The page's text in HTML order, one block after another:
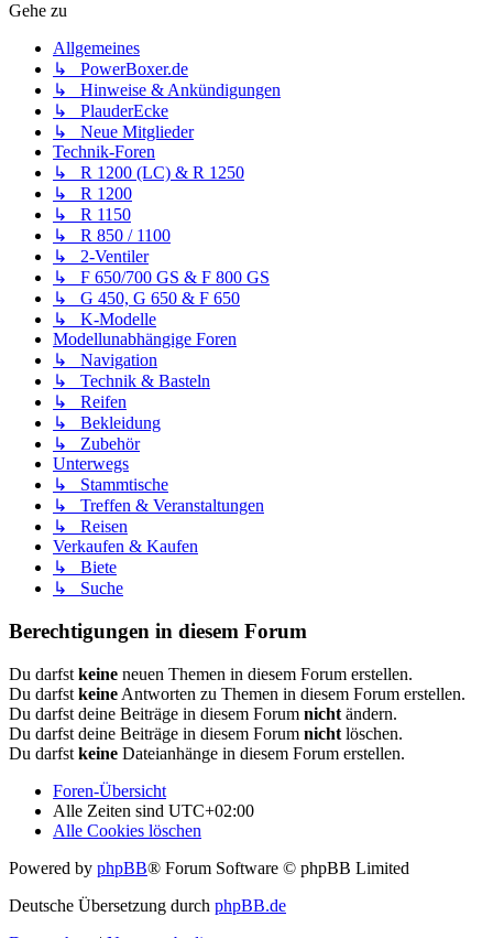
Gehe zu
Allgemeines
↳ PowerBoxer.de
↳ Hinweise & Ankündigungen
↳ PlauderEcke
↳ Neue Mitglieder
Technik-Foren
↳ R 1200 (LC) & R 1250
↳ R 1200
↳ R 1150
↳ R 850 / 1100
↳ 2-Ventiler
↳ F 650/700 GS & F 800 GS
↳ G 450, G 650 & F 650
↳ K-Modelle
Modellunabhängige Foren
↳ Navigation
↳ Technik & Basteln
↳ Reifen
↳ Bekleidung
↳ Zubehör
Unterwegs
↳ Stammtische
↳ Treffen & Veranstaltungen
↳ Reisen
Verkaufen & Kaufen
↳ Biete
↳ Suche
Berechtigungen in diesem Forum
Du darfst keine neuen Themen in diesem Forum erstellen.
Du darfst keine Antworten zu Themen in diesem Forum erstellen.
Du darfst deine Beiträge in diesem Forum nicht ändern.
Du darfst deine Beiträge in diesem Forum nicht löschen.
Du darfst keine Dateianhänge in diesem Forum erstellen.
Foren-Übersicht
Alle Zeiten sind UTC+02:00
Alle Cookies löschen
Powered by phpBB® Forum Software © phpBB Limited
Deutsche Übersetzung durch phpBB.de